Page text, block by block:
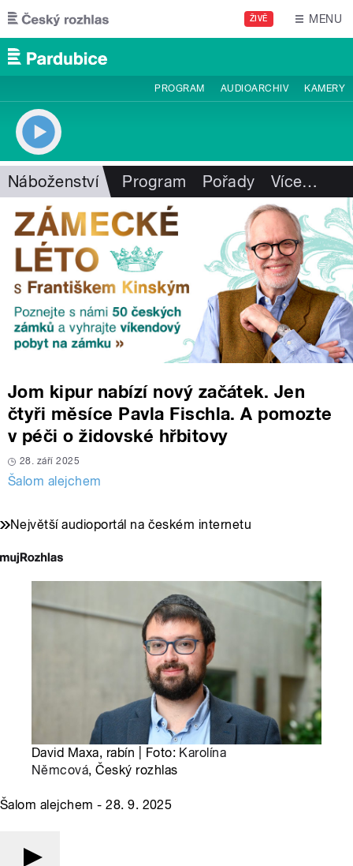
Přejít k hlavnímu obsahu
ŽIVĚ MENU
PROGRAM AUDIOARCHIV KAMERY
Náboženství Program Pořady Více…
Jom kipur nabízí nový začátek. Jen
čtyři měsíce Pavla Fischla. A pomozte
v péči o židovské hřbitovy
28. září 2025
Šalom alejchem
Největší audioportál na českém internetu
David Maxa, rabín | Foto: Karolína
Němcová, Český rozhlas
Šalom alejchem - 28. 9. 2025